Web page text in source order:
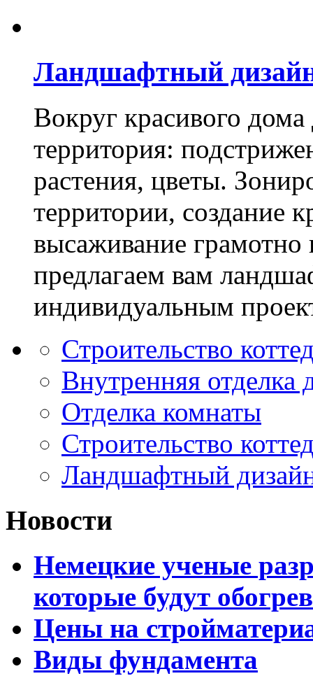
Ландшафтный
Вокруг красивого
территория:
растения, цветы.
территории, создание
высаживание
предлагаем вам
индивидуальным
Строительство
Внутренняя отделка
Отделка комнаты
Строительство
Ландшафтный
Новости
Немецкие ученые
которые будут
Цены на
Виды фундамента